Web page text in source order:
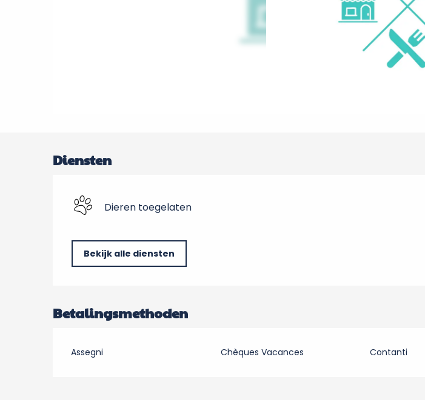
Diensten
Dieren toegelaten
Bekijk alle diensten
Betalingsmethoden
Assegni Chèques Vacances Contanti